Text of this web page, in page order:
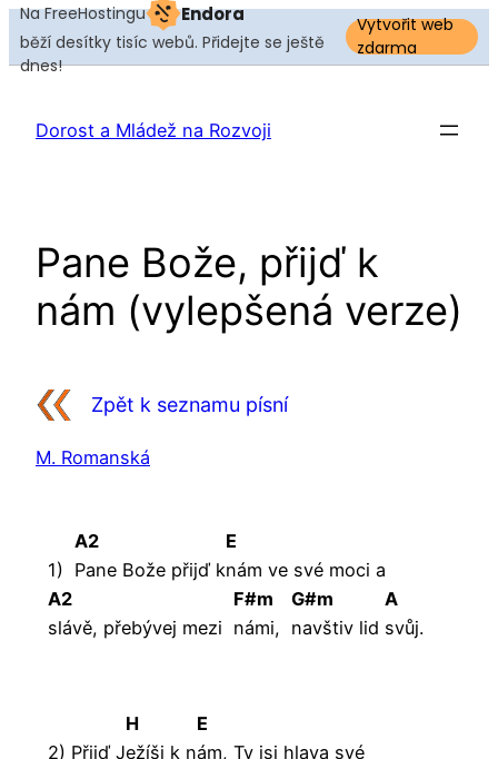
Na FreeHostingu Endora
běží desítky tisíc webů. Přidejte se ještě
dnes!
Vytvořit web
zdarma
obsah
Dorost a Mládež na Rozvoji
Pane Bože, přijď k
nám (vylepšená verze)
Zpět k seznamu písní
M. Romanská
1)
A2
Pane Bože přijď k
E
nám ve své moci a
A2
slávě, přebývej mezi
F#m
námi,
G#m
navštiv lid
A
svůj.
2) Přijď J
H
ežíši k n
E
ám, Ty jsi hlava své